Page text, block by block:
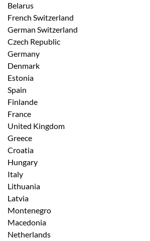
Belarus
French Switzerland
German Switzerland
Czech Republic
Germany
Denmark
Estonia
Spain
Finlande
France
United Kingdom
Greece
Croatia
Hungary
Italy
Lithuania
Latvia
Montenegro
Macedonia
Netherlands